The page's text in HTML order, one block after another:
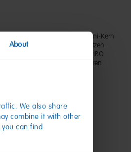
About
We also share
combine it with other
can find
und einem sauren Fruchtgummi-Kern
und ein Muss für alle Naschkatzen.
aus dem französischen HARIBO
Online-Shop und in unseren